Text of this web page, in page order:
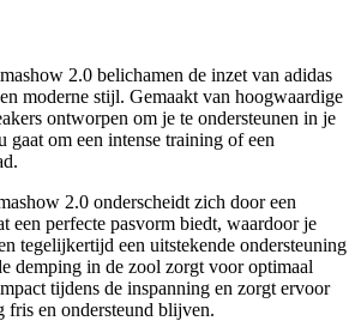
2.0 belichamen de inzet van adidas
moderne stijl. Gemaakt van hoogwaardige
ontworpen om je te ondersteunen in je
gaat om een intense training of een
2.0 onderscheidt zich door een
een perfecte pasvorm biedt, waardoor je
tegelijkertijd een uitstekende ondersteuning
demping in de zool zorgt voor optimaal
tijdens de inspanning en zorgt ervoor
fris en ondersteund blijven.